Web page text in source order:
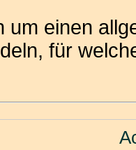
um einen
für